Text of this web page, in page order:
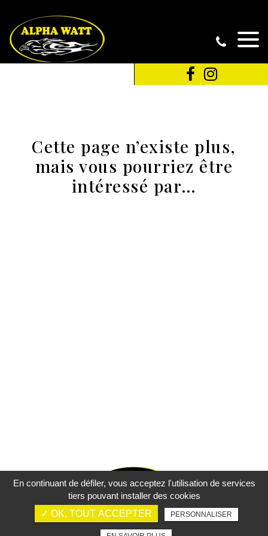
Cette page n’existe plus,
mais vous pourriez être
intéressé par…
En continuant de défiler, vous acceptez l'utilisation de services
tiers pouvant installer des cookies
✓ OK, TOUT ACCEPTER
PERSONNALISER